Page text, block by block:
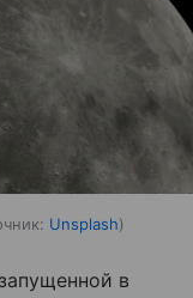
Unsplash
в